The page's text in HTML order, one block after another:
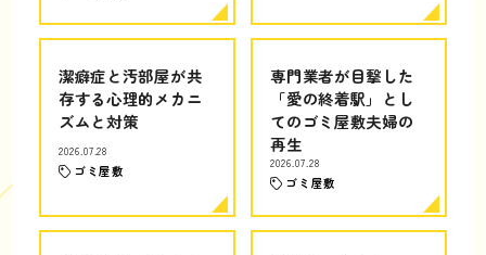
潔癖症と汚部屋が共
存する心理的メカニ
ズムと対策
2026.07.28
ゴミ屋敷
専門業者が目撃した
「愛の終着駅」とし
てのゴミ屋敷夫婦の
再生
2026.07.28
ゴミ屋敷